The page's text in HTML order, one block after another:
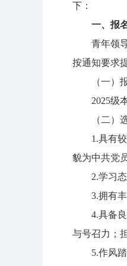
下：
一、报
青年领
按通知要求
（一）
2025级
（二）
1.具有
貌为中共党
2.学习
3.拥有
4.具备
与号召力；
5.作风